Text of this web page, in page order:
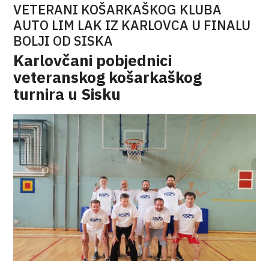
VETERANI KOŠARKAŠKOG KLUBA
AUTO LIM LAK IZ KARLOVCA U FINALU
BOLJI OD SISKA
Karlovčani pobjednici
veteranskog košarkaškog
turnira u Sisku